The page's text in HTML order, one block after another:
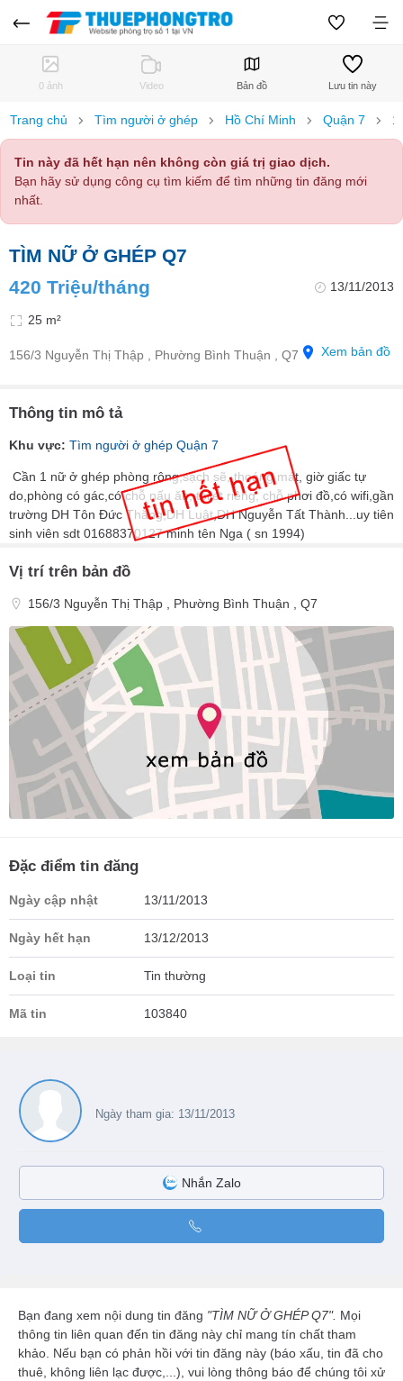
0 ảnh Video Bản đồ Lưu tin này
Trang chủ Tìm người ở ghép Hồ Chí Minh Quận 7
Tin này đã hết hạn nên không còn giá trị giao dịch.
Bạn hãy sử dụng công cụ tìm kiếm để tìm những tin đăng mới
nhất.
TÌM NỮ Ở GHÉP Q7
420 Triệu/tháng
13/11/2013
25 m²
156/3 Nguyễn Thị Thập , Phường Bình Thuận , Q7 Xem bản đồ
Thông tin mô tả
Khu vực: Tìm người ở ghép Quận 7
Cần 1 nữ ở ghép phòng rộng,sạch sẽ, thoáng mát, giờ giấc tự
do,phòng có gác,có chỗ nấu ăn, toilet riêng, chỗ phơi đồ,có wifi,gần
trường DH Tôn Đức Thắng,DH Luật,DH Nguyễn Tất Thành...uy tiên
sinh viên sdt 01688370127 minh tên Nga ( sn 1994)
Vị trí trên bản đồ
156/3 Nguyễn Thị Thập , Phường Bình Thuận , Q7
Đặc điểm tin đăng
Ngày cập nhật 13/11/2013
Ngày hết hạn 13/12/2013
Loại tin Tin thường
Mã tin 103840
Ngày tham gia: 13/11/2013
Nhắn Zalo
Bạn đang xem nội dung tin đăng "TÌM NỮ Ở GHÉP Q7". Mọi
thông tin liên quan đến tin đăng này chỉ mang tín chất tham
khảo. Nếu bạn có phản hồi với tin đăng này (báo xấu, tin đã cho
thuê, không liên lạc được,...), vui lòng thông báo để chúng tôi xử